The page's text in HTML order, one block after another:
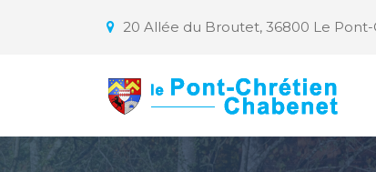
20 Allée du Broutet, 36800 Le